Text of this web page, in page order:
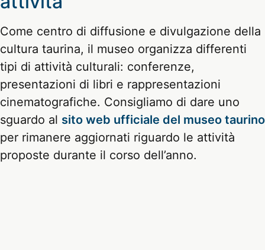
Come centro di diffusione e divulgazione della
cultura taurina, il museo organizza differenti
tipi di attività culturali: conferenze,
presentazioni di libri e rappresentazioni
cinematografiche. Consigliamo di dare uno
sguardo al sito web ufficiale del museo taurino
per rimanere aggiornati riguardo le attività
proposte durante il corso dell’anno.